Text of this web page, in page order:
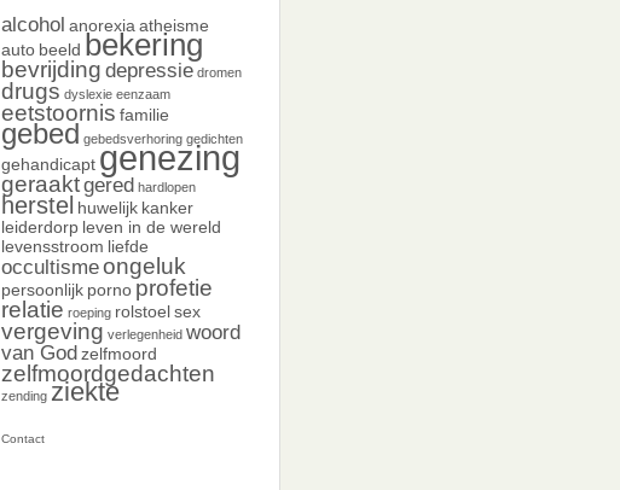
alcohol anorexia atheisme
auto beeld bekering
bevrijding depressie dromen
drugs dyslexie eenzaam
eetstoornis familie
gebed gebedsverhoring gedichten
gehandicaptgenezing
geraaktgered hardlopen
herstel huwelijk kanker
leiderdorp leven in de wereld
levensstroom liefde
occultismeongeluk
persoonlijk porno profetie
relatie roeping rolstoelsex
vergeving verlegenheid woord
van Godzelfmoord
zelfmoordgedachten
zending ziekte
Contact